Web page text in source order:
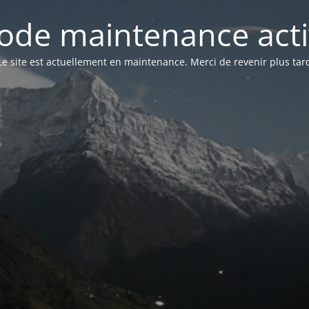
maintenance
site est actuellement en maintenance. Merci de revenir plus